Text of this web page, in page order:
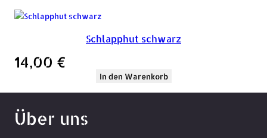
Schlapphut schwarz
14,00 €
In den Warenkorb
Über uns